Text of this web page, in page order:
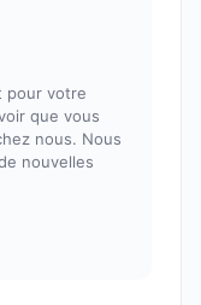
pour votre
que vous
nous. Nous
nouvelles